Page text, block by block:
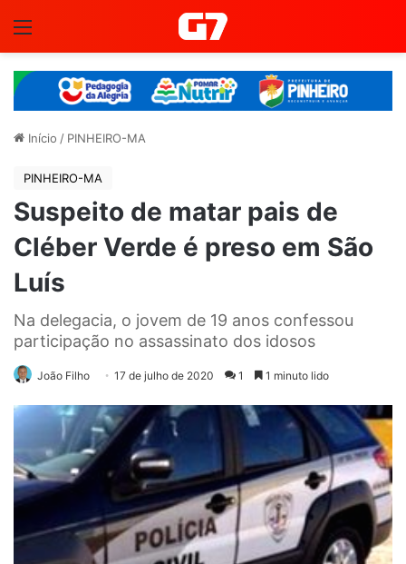
Início / PINHEIRO-MA
PINHEIRO-MA
Suspeito de matar pais de
Cléber Verde é preso em São
Luís
Na delegacia, o jovem de 19 anos confessou
participação no assassinato dos idosos
João Filho 17 de julho de 2020 1 1 minuto lido